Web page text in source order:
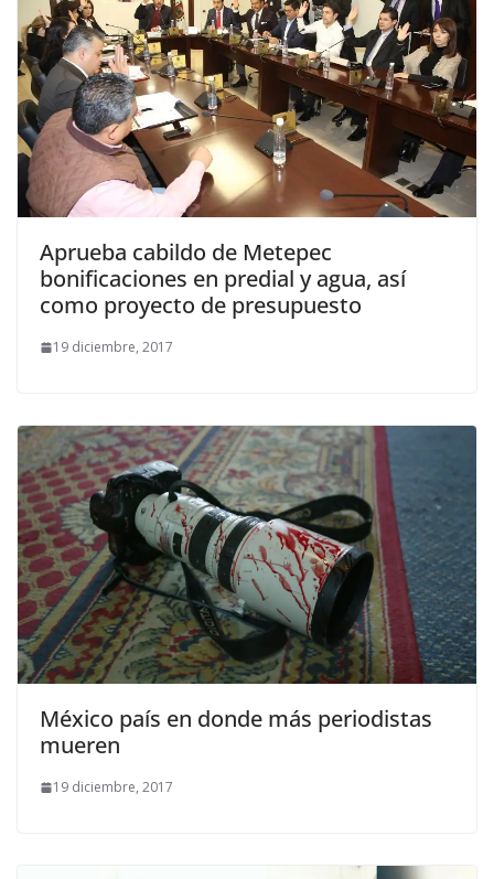
Aprueba cabildo de Metepec
bonificaciones en predial y agua, así
como proyecto de presupuesto
19 diciembre, 2017
México país en donde más periodistas
mueren
19 diciembre, 2017